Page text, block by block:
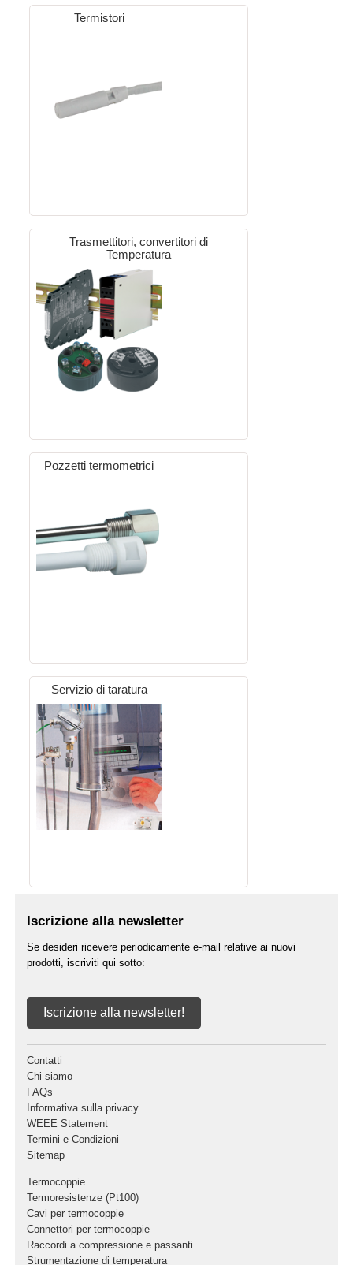
Termistori
Trasmettitori, convertitori di
Temperatura
Pozzetti termometrici
Servizio di taratura
Iscrizione alla newsletter
Se desideri ricevere periodicamente e-mail relative ai nuovi
prodotti, iscriviti qui sotto:
Iscrizione alla newsletter!
Contatti
Chi siamo
FAQs
Informativa sulla privacy
WEEE Statement
Termini e Condizioni
Sitemap
Termocoppie
Termoresistenze (Pt100)
Cavi per termocoppie
Connettori per termocoppie
Raccordi a compressione e passanti
Strumentazione di temperatura